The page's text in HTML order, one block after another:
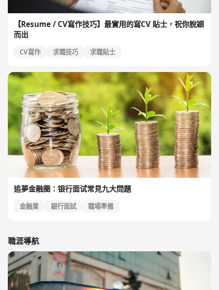
【Resume / CV寫作技巧】最實用的寫CV 貼士，祝你脫穎
而出
CV寫作 求職技巧 求職貼士
追夢金融圈：银行面试常見九大問題
金融業 銀行面試 職場準備
職涯導航